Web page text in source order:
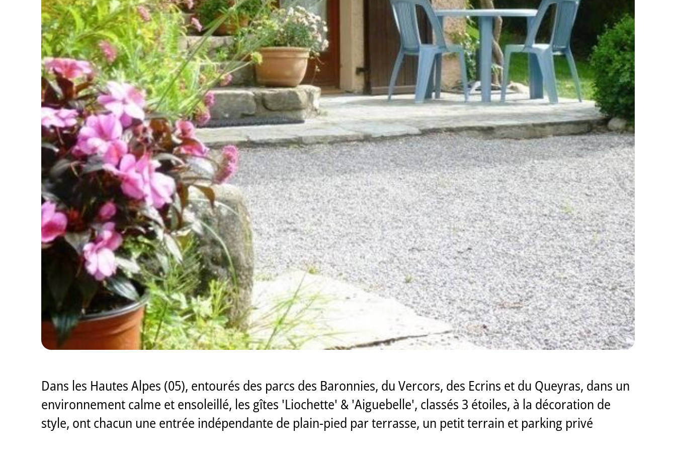
Dans les Hautes Alpes (05), entourés des parcs des Baronnies, du Vercors, des Ecrins et du Queyras, dans un
environnement calme et ensoleillé, les gîtes 'Liochette' & 'Aiguebelle', classés 3 étoiles, à la décoration de
style, ont chacun une entrée indépendante de plain-pied par terrasse, un petit terrain et parking privé